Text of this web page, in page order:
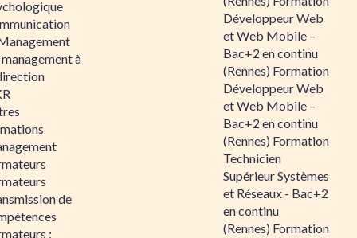
à
de
:
Développeur Web
et Web Mobile –
Bac+2 en continu
(Rennes) Formation
Développeur Web
et Web Mobile –
Bac+2 en continu
(Rennes) Formation
Technicien
Supérieur Systèmes
et Réseaux - Bac+2
en continu
(Rennes) Formation